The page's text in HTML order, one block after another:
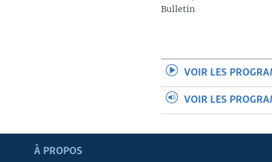
Bulletin
VOIR LES
VOIR LES
À PROPOS